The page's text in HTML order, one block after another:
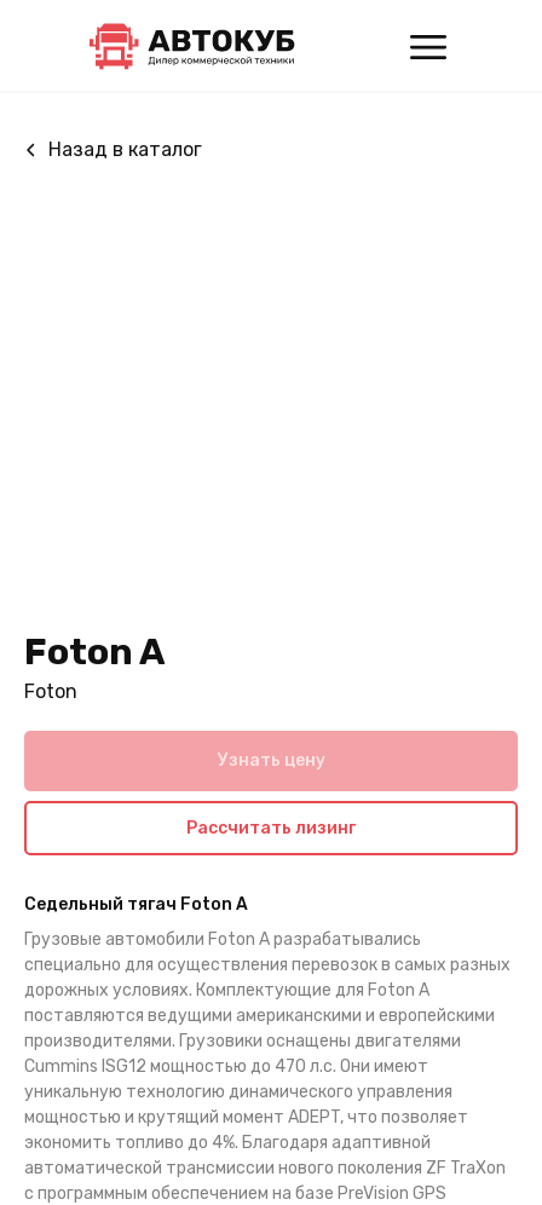
Назад в каталог
Foton A
Foton
Узнать цену
Рассчитать лизинг
Седельный тягач Foton A
Грузовые автомобили Foton A разрабатывались
специально для осуществления перевозок в самых разных
дорожных условиях. Комплектующие для Foton A
поставляются ведущими американскими и европейскими
производителями. Грузовики оснащены двигателями
Cummins ISG12 мощностью до 470 л.с. Они имеют
уникальную технологию динамического управления
мощностью и крутящий момент ADEPT, что позволяет
экономить топливо до 4%. Благодаря адаптивной
автоматической трансмиссии нового поколения ZF TraXon
с программным обеспечением на базе PreVision GPS